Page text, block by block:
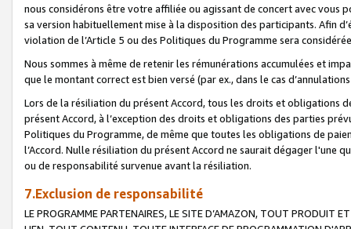
nous considérons être votre affiliée ou agissant de concert avec vous
sa version habituellement mise à la disposition des participants. Afin
violation de l’Article 5 ou des Politiques du Programme sera
Nous sommes à même de retenir les rémunérations accumulées et
que le montant correct est bien versé (par ex., dans le cas
Lors de la résiliation du présent Accord, tous les droits et obligations
présent Accord, à l’exception des droits et obligations des parties
Politiques du Programme, de même que toutes les obligations de
l’Accord. Nulle résiliation du présent Accord ne saurait dégager l'une
ou de responsabilité survenue avant la résiliation.
7.Exclusion de responsabilité
LE PROGRAMME PARTENAIRES, LE SITE D’AMAZON, TOUT PRODUIT